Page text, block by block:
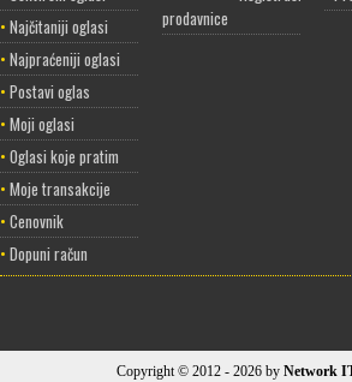
• Najčitaniji oglasi
• Najpraćeniji oglasi
• Postavi oglas
• Moji oglasi
• Oglasi koje pratim
• Moje transakcije
• Cenovnik
• Dopuni račun
prodavnice
Copyright © 2012 - 2026 by Network